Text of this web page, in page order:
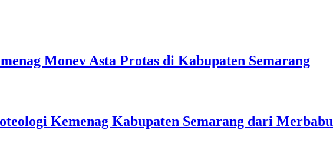
Monev Asta Protas di Kabupaten Semarang
Kemenag Kabupaten Semarang dari Merbabu